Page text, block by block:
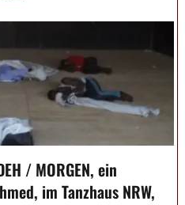
/ MORGEN, ein
im Tanzhaus NRW,